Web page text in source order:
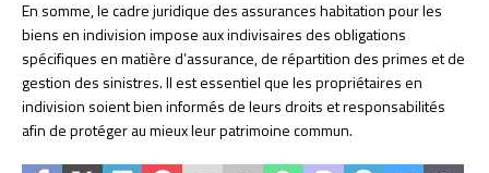
En somme, le cadre juridique des assurances habitation pour les
biens en indivision impose aux indivisaires des obligations
spécifiques en matière d’assurance, de répartition des primes et de
gestion des sinistres. Il est essentiel que les propriétaires en
indivision soient bien informés de leurs droits et responsabilités
afin de protéger au mieux leur patrimoine commun.